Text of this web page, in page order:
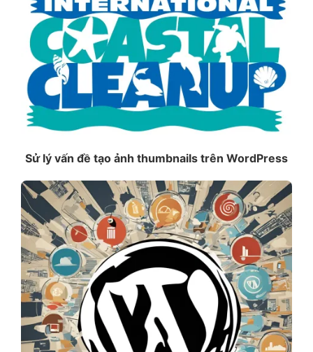
Sử lý vấn đề tạo ảnh thumbnails trên WordPress